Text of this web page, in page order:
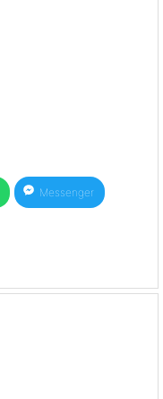
Messenger